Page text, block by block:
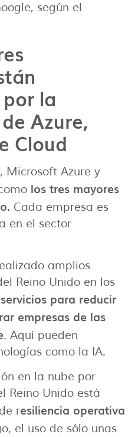
según el
la
Azure,
Cloud
Microsoft Azure y
los tres mayores
Cada empresa es
en el sector
amplios
Reino Unido en los
para reducir
empresas de las
. Aquí pueden
como la IA.
en la nube por
Reino Unido está
resiliencia operativa
el uso de sólo unas